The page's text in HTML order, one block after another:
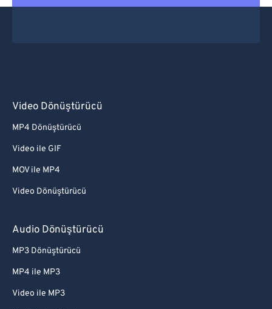
Video Dönüştürücü
MP4 Dönüştürücü
Video ile GIF
MOV ile MP4
Video Dönüştürücü
Audio Dönüştürücü
MP3 Dönüştürücü
MP4 ile MP3
Video ile MP3